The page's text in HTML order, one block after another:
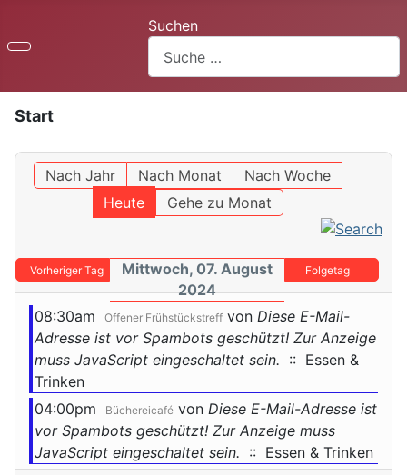
Suchen
Start
Nach Jahr Nach Monat
Nach Woche
Heute
Gehe zu Monat
Vorheriger Tag
Mittwoch, 07. August
2024
Folgetag
08:30am Offener Frühstückstreff von Diese E-Mail-
Adresse ist vor Spambots geschützt! Zur Anzeige
muss JavaScript eingeschaltet sein. :: Essen &
Trinken
04:00pm
Büchereicafé von Diese E-Mail-Adresse ist
vor Spambots geschützt! Zur Anzeige muss
JavaScript eingeschaltet sein. :: Essen & Trinken